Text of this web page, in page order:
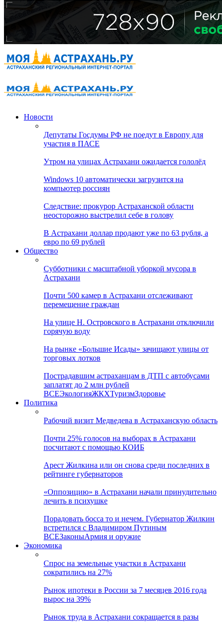
Новости
Депутаты Госдумы РФ не поедут в Европу для
участия в ПАСЕ
Утром на улицах Астрахани ожидается гололёд
Windows 10 автоматически загрузится на
компьютер россиян
Следствие: прокурор Астраханской области
неосторожно выстрелил себе в голову
В Астрахани доллар продают уже по 63 рубля, а
евро по 69 рублей
Общество
Субботники с масштабной уборкой мусора в
Астрахани
Почти 500 камер в Астрахани отслеживают
перемещение граждан
На улице Н. Островского в Астрахани отключили
горячую воду
На рынке «Большие Исады» зачищают улицы от
торговых лотков
Пострадавшим астраханцам в ДТП с автобусами
заплатят до 2 млн рублей
ВСЕЭкологияЖКХТуризмЗдоровье
Политика
Рабочий визит Медведева в Астраханскую область
Почти 25% голосов на выборах в Астрахани
посчитают с помощью КОИБ
Арест Жилкина или он снова среди последних в
рейтинге губернаторов
«Оппозицию» в Астрахани начали принудительно
лечить в психушке
Порадовать босса то и нечем. Губернатор Жилкин
встретился с Владимиром Путиным
ВСЕЗаконыАрмия и оружие
Экономика
Спрос на земельные участки в Астрахани
сократились на 27%
Рынок ипотеки в России за 7 месяцев 2016 года
вырос на 39%
Рынок труда в Астрахани сокращается в разы